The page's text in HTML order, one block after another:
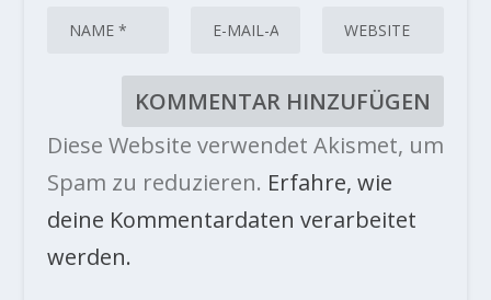
Diese Website verwendet Akismet, um
Spam zu reduzieren. Erfahre, wie
deine Kommentardaten verarbeitet
werden.